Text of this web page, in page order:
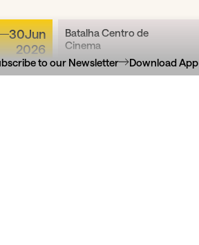
30Jun
2026
Batalha Centro de
Cinema
to our Newsletter Download App